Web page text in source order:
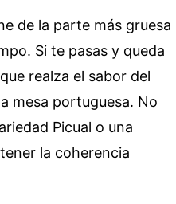
de la parte más gruesa
Si te pasas y queda
realza el sabor del
mesa portuguesa. No
Picual o una
la coherencia